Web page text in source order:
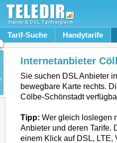
Tarif-Suche Handytarife
Internetanbieter
Sie suchen DSL Anbieter
bewegbare Karte rechts.
Cölbe-Schönstadt
Tipp: Wer gleich loslegen
Anbieter und deren Tarife.
einem Klick auf DSL, LTE,